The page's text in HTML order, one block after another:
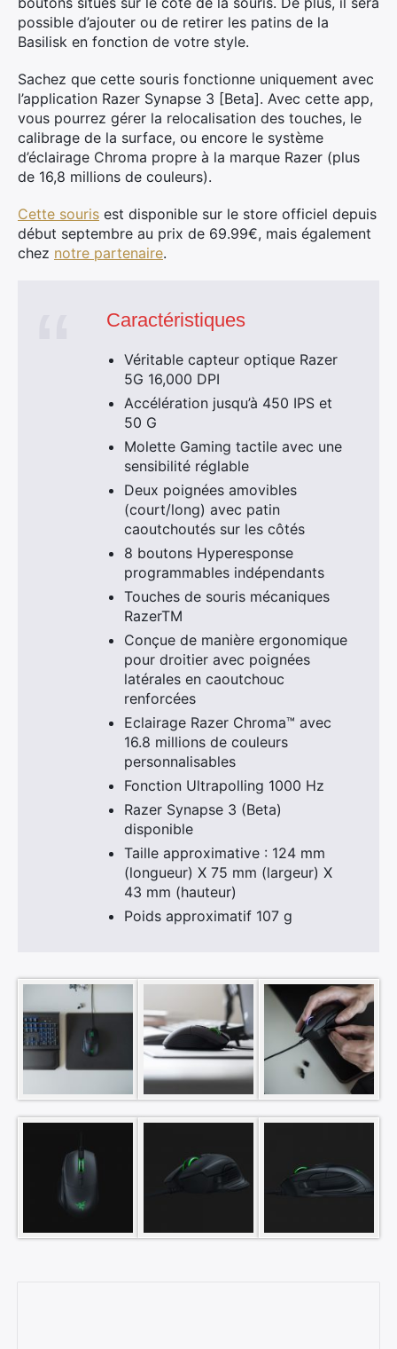
possible d’ajouter ou de retirer les patins de la
Basilisk en fonction de votre style.
Sachez que cette souris fonctionne uniquement avec
l’application Razer Synapse 3 [Beta]. Avec cette app,
vous pourrez gérer la relocalisation des touches, le
calibrage de la surface, ou encore le système
d’éclairage Chroma propre à la marque Razer (plus
de 16,8 millions de couleurs).
Cette souris est disponible sur le store officiel depuis
début septembre au prix de 69.99€, mais également
chez notre partenaire.
Caractéristiques
Véritable capteur optique Razer
5G 16,000 DPI
Accélération jusqu’à 450 IPS et
50 G
Molette Gaming tactile avec une
sensibilité réglable
Deux poignées amovibles
(court/long) avec patin
caoutchoutés sur les côtés
8 boutons Hyperesponse
programmables indépendants
Touches de souris mécaniques
RazerTM
Conçue de manière ergonomique
pour droitier avec poignées
latérales en caoutchouc
renforcées
Eclairage Razer Chroma™ avec
16.8 millions de couleurs
personnalisables
Fonction Ultrapolling 1000 Hz
Razer Synapse 3 (Beta)
disponible
Taille approximative : 124 mm
(longueur) X 75 mm (largeur) X
43 mm (hauteur)
Poids approximatif 107 g
Rechercher